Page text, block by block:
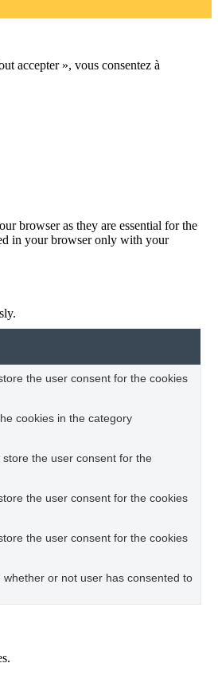
accepter », vous consentez à
browser as they are essential for the
in your browser only with your
the user consent for the cookies
cookies in the category
the user consent for the
the user consent for the cookies
the user consent for the cookies
or not user has consented to